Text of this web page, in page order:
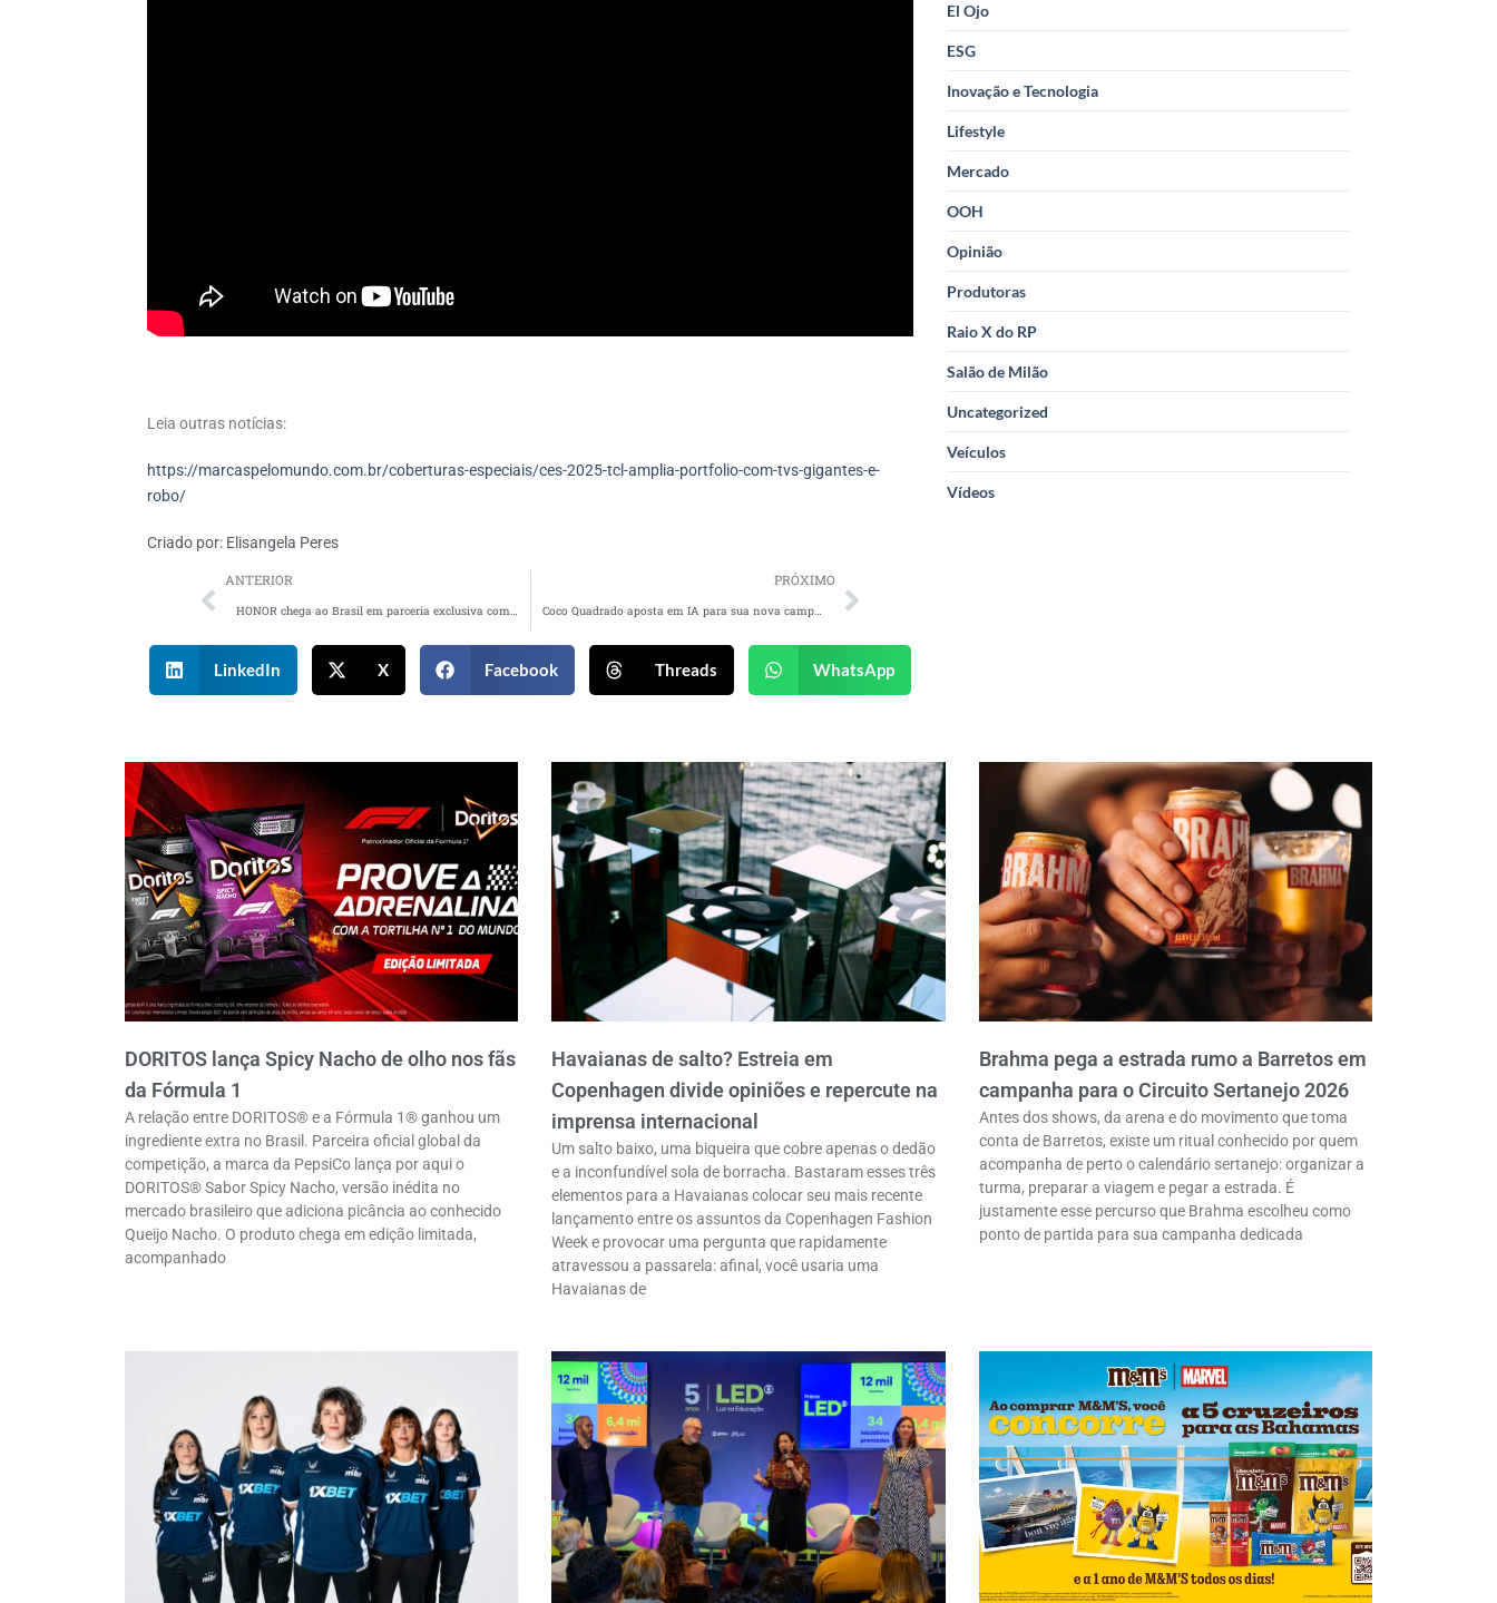
Leia outras notícias:
https://marcaspelomundo.com.br/coberturas-especiais/ces-2025-tcl-amplia-portfolio-com-tvs-gigantes-e-
robo/
Criado por: Elisangela Peres
ANTERIOR PRÓXIMO
Coco Quadrado aposta em IA para sua nova campanha
LinkedIn X Facebook Threads WhatsApp
El Ojo
ESG
Inovação e Tecnologia
Lifestyle
Mercado
OOH
Opinião
Produtoras
Raio X do RP
Salão de Milão
Uncategorized
Veículos
Vídeos
DORITOS lança Spicy Nacho de olho nos fãs
da Fórmula 1
A relação entre DORITOS® e a Fórmula 1® ganhou um
ingrediente extra no Brasil. Parceira oficial global da
competição, a marca da PepsiCo lança por aqui o
DORITOS® Sabor Spicy Nacho, versão inédita no
mercado brasileiro que adiciona picância ao conhecido
Queijo Nacho. O produto chega em edição limitada,
acompanhado
Havaianas de salto? Estreia em
Copenhagen divide opiniões e repercute na
imprensa internacional
Um salto baixo, uma biqueira que cobre apenas o dedão
e a inconfundível sola de borracha. Bastaram esses três
elementos para a Havaianas colocar seu mais recente
lançamento entre os assuntos da Copenhagen Fashion
Week e provocar uma pergunta que rapidamente
atravessou a passarela: afinal, você usaria uma
Havaianas de
Brahma pega a estrada rumo a Barretos em
campanha para o Circuito Sertanejo 2026
Antes dos shows, da arena e do movimento que toma
conta de Barretos, existe um ritual conhecido por quem
acompanha de perto o calendário sertanejo: organizar a
turma, preparar a viagem e pegar a estrada. É
justamente esse percurso que Brahma escolheu como
ponto de partida para sua campanha dedicada